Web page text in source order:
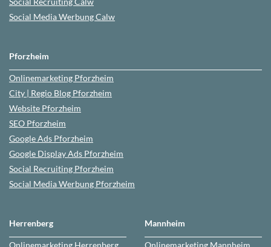
Social Media WerbungCalw
Pforzheim
Onlinemarketing Pforzheim
City | Regio Blog Pforzheim
Website Pforzheim
SEO Pforzheim
Google Ads Pforzheim
Google Display Ads Pforzheim
Social Recruiting Pforzheim
Social Media Werbung Pforzheim
Herrenberg Mannheim